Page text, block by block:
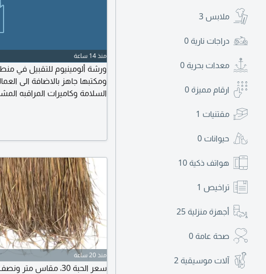
ملابس 3
دراجات نارية 0
معدات بحرية 0
ارقام مميزة 0
مقتنيات 1
حيوانات 0
هواتف ذكية 10
تراخيص 1
أجهزة منزلية 25
صحة عامة 0
آلات موسيقية 2
منذ 14 ساعة
ورشة ألومينيوم للتقبيل في
ومكتبها جاهز بالاضافة الى
السلامة وكاميرات المراقبه
منذ 20 ساعة